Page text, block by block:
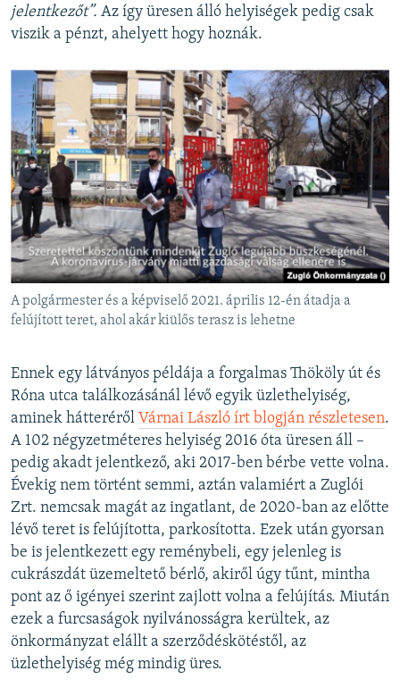
jelentkezőt”. Az így üresen álló helyiségek pedig csak
viszik a pénzt, ahelyett hogy hoznák.
A polgármester és a képviselő 2021. április 12-én átadja a
felújított teret, ahol akár kiülős terasz is lehetne
Ennek egy látványos példája a forgalmas Thököly út és
Róna utca találkozásánál lévő egyik üzlethelyiség,
aminek hátteréről Várnai László írt blogján részletesen.
A 102 négyzetméteres helyiség 2016 óta üresen áll –
pedig akadt jelentkező, aki 2017-ben bérbe vette volna.
Évekig nem történt semmi, aztán valamiért a Zuglói
Zrt. nemcsak magát az ingatlant, de 2020-ban az előtte
lévő teret is felújította, parkosította. Ezek után gyorsan
be is jelentkezett egy reménybeli, egy jelenleg is
cukrászdát üzemeltető bérlő, akiről úgy tűnt, mintha
pont az ő igényei szerint zajlott volna a felújítás. Miután
ezek a furcsaságok nyilvánosságra kerültek, az
önkormányzat elállt a szerződéskötéstől, az
üzlethelyiség még mindig üres.